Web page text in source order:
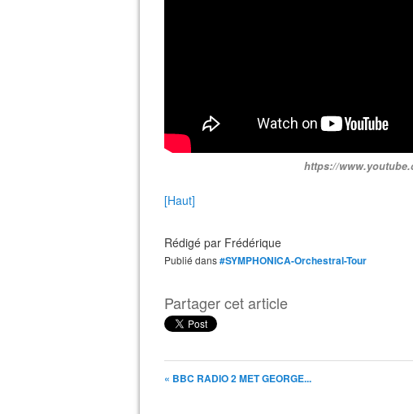
https://
[Haut]
Rédigé par Frédérique
Publié dans#SYMPHONICA-Orchestral-Tour
Partager cet article
« BBC RADIO 2 MET GEORGE...